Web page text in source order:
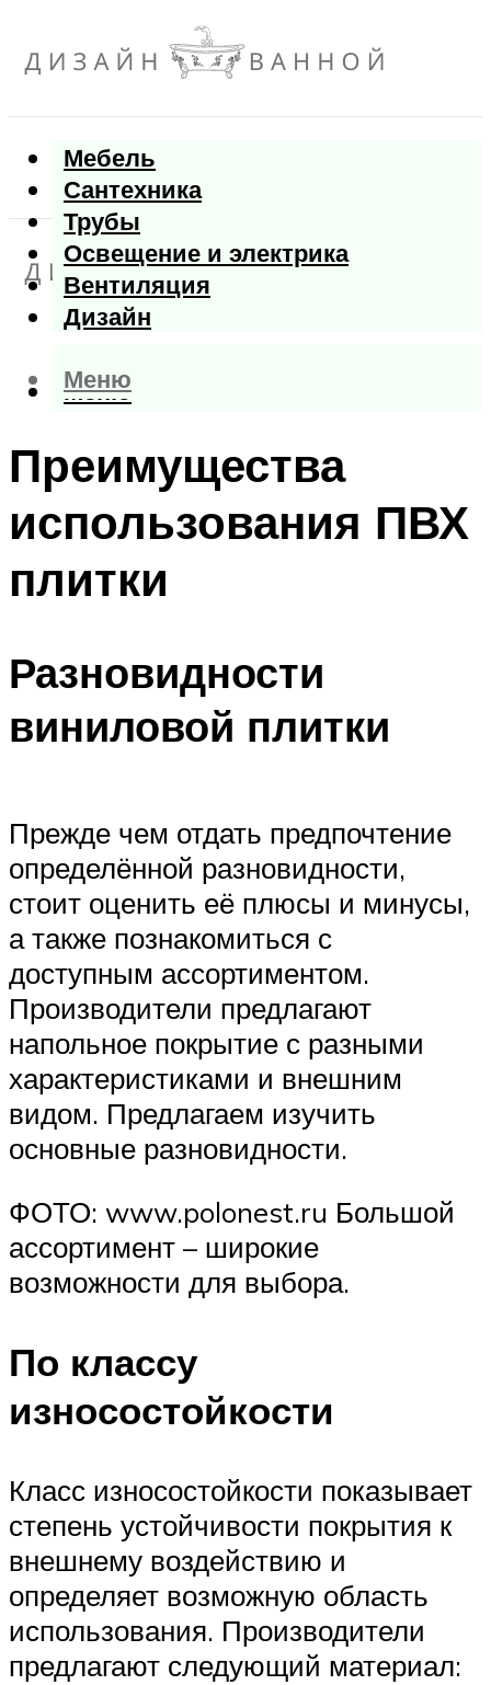
Мебель
Сантехника
Трубы
Освещение и электрика
Вентиляция
Дизайн
Меню
Меню
Преимущества
использования ПВХ
плитки
Разновидности
виниловой плитки
Прежде чем отдать предпочтение
определённой разновидности,
стоит оценить её плюсы и минусы,
а также познакомиться с
доступным ассортиментом.
Производители предлагают
напольное покрытие с разными
характеристиками и внешним
видом. Предлагаем изучить
основные разновидности.
ФОТО: www.polonest.ru Большой
ассортимент – широкие
возможности для выбора.
По классу
износостойкости
Класс износостойкости показывает
степень устойчивости покрытия к
внешнему воздействию и
определяет возможную область
использования. Производители
предлагают следующий материал: